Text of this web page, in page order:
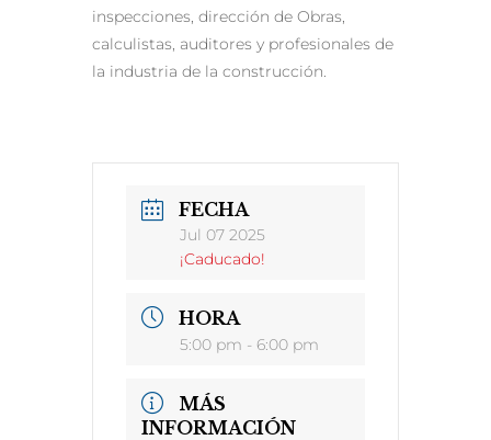
inspecciones, dirección de Obras,
calculistas, auditores y profesionales de
la industria de la construcción.
FECHA
Jul 07 2025
¡Caducado!
HORA
5:00 pm - 6:00 pm
MÁS
INFORMACIÓN